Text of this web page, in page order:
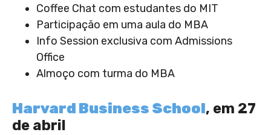
Coffee Chat com estudantes do MIT
Participação em uma aula do MBA
Info Session exclusiva com Admissions
Office
Almoço com turma do MBA
Harvard Business School, em 27
de abril